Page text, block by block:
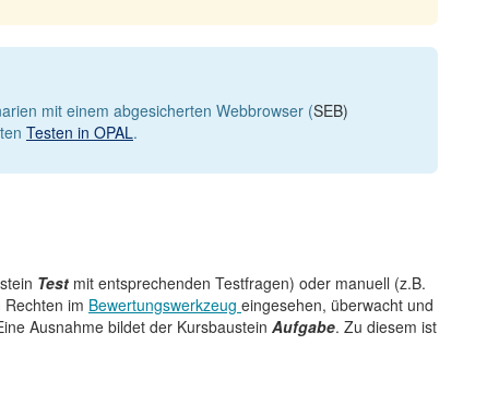
mit einem abgesicherten Webbrowser (SEB)
Testen in OPAL.
Test mit entsprechenden Testfragen) oder manuell (z.B.
im Bewertungswerkzeug eingesehen, überwacht und
Ausnahme bildet der Kursbaustein Aufgabe. Zu diesem ist